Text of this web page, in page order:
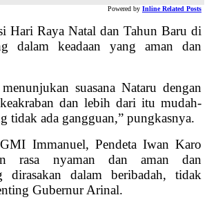
Powered by Inline Related Posts
Hari Raya Natal dan Tahun Baru di
dalam keadaan yang aman dan
suasana Nataru dengan
dan lebih dari itu mudah-
tidak ada gangguan,” pungkasnya.
Immanuel, Pendeta Iwan Karo
rasa nyaman dan aman dan
dirasakan dalam beribadah, tidak
Gubernur Arinal.